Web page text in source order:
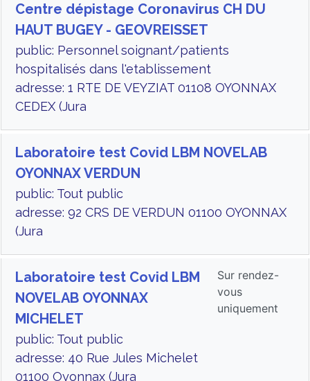
Centre dépistage Coronavirus CH DU
HAUT BUGEY - GEOVREISSET
public: Personnel soignant/patients
hospitalisés dans l'etablissement
adresse: 1 RTE DE VEYZIAT 01108 OYONNAX
CEDEX (Jura
Laboratoire test Covid LBM NOVELAB
OYONNAX VERDUN
public: Tout public
adresse: 92 CRS DE VERDUN 01100 OYONNAX
(Jura
Laboratoire test Covid LBM
NOVELAB OYONNAX
MICHELET
public: Tout public
adresse: 40 Rue Jules Michelet
01100 Oyonnax (Jura
Sur rendez-
vous
uniquement